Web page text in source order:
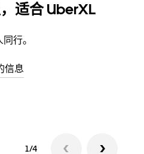
适合 UberXL
行。
信息
1/4